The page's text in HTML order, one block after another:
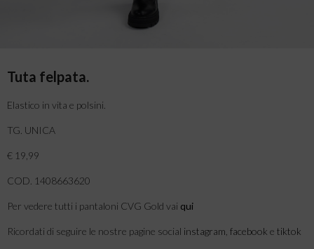
Tuta felpata.
Elastico in vita e polsini.
TG. UNICA
€ 19,99
COD. 1408663620
Per vedere tutti i pantaloni CVG Gold vai qui
Ricordati di seguire le nostre pagine social instagram facebook e tiktok